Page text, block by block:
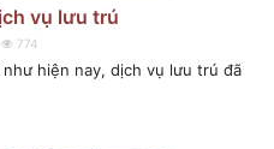
vụ lưu trú
774
hiện nay, dịch vụ lưu trú đã